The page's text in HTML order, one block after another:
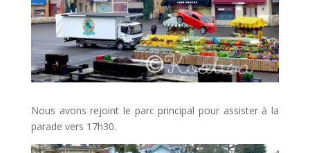
Nous avons rejoint le parc principal pour assister à la
parade vers 17h30.